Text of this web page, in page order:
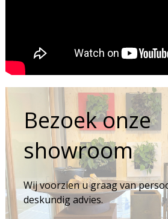
Bezoek onze
showroom
Wij voorzien u graag van
deskundig advies.